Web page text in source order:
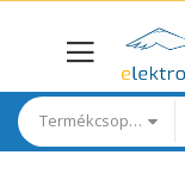
Termékcsoportok